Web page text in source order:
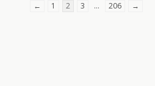
←
1 2 3 … 206 →